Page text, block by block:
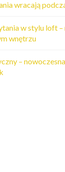
wracają
w stylu loft –
wnętrzu
–